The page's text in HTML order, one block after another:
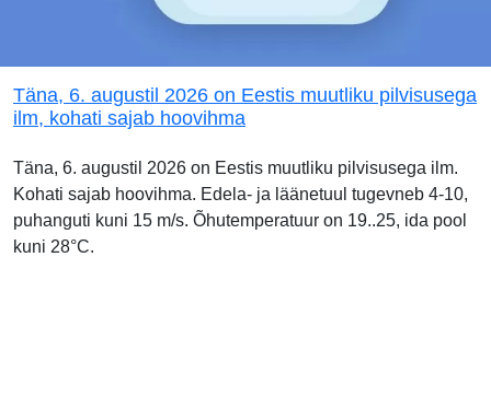
Täna, 6. augustil 2026 on Eestis muutliku pilvisusega
ilm, kohati sajab hoovihma
Täna, 6. augustil 2026 on Eestis muutliku pilvisusega ilm.
Kohati sajab hoovihma. Edela- ja läänetuul tugevneb 4-10,
puhanguti kuni 15 m/s. Õhutemperatuur on 19..25, ida pool
kuni 28°C.